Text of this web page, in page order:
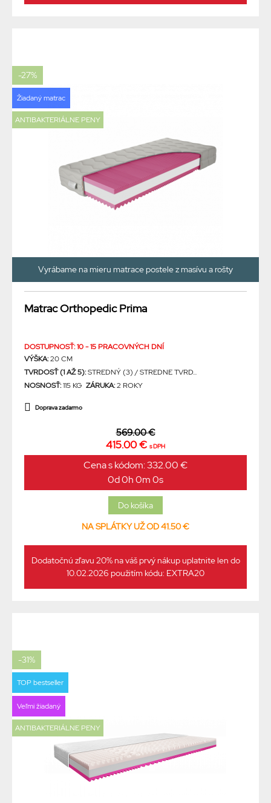
-27%
Žiadaný matrac
ANTIBAKTERIÁLNE PENY
Vyrábame na mieru matrace postele z masívu a rošty
Matrac Orthopedic Prima
DOSTUPNOSŤ: 10 - 15 PRACOVNÝCH DNÍ
VÝŠKA:20 CM
TVRDOSŤ (1 AŽ 5):STREDNÝ (3) / STREDNE TVRD...
NOSNOSŤ:115 KG ZÁRUKA:2 ROKY
Doprava zadarmo
569.00 €
415.00 € s DPH
Cena s kódom: 332.00 €
0d 0h 0m 0s
NA SPLÁTKY UŽ OD 41.50 €
Dodatočnú zľavu 20% na váš prvý nákup uplatnite len do
10.02.2026 použitím kódu: EXTRA20
-31%
TOP bestseller
Veľmi žiadaný
ANTIBAKTERIÁLNE PENY